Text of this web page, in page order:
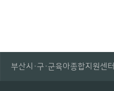
부산시·구·군육아종합지원센터